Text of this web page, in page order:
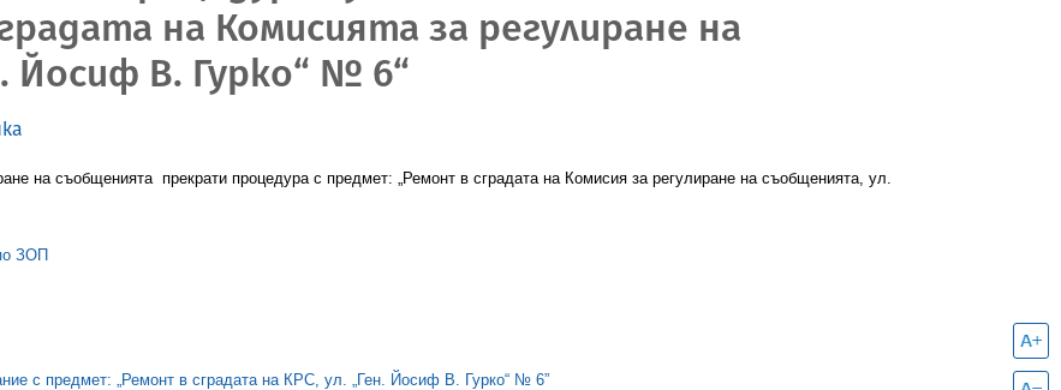
на Комисията за регулиране на
Йосиф В. Гурко“ № 6“
на съобщенията прекрати процедура с предмет: „Ремонт в сградата на Комисия за регулиране на съобщенията, ул.
ЗОП
с предмет: „Ремонт в сградата на КРС, ул. „Ген. Йосиф В. Гурко“ № 6”